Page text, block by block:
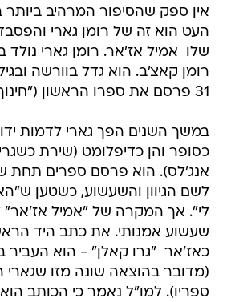
אין ספק שהסיפור המרהיב
העט הוא זה של רומן גארי
שלו  אמיל אז'אר. רומן גארי
31 פרסם את ספרו הראשון ("חינוך אירופי").
במשך השנים הפך גארי לדמות
כסופר והן כדיפלומט (שירת
אנג'לס). הוא פרסם ספרים תחת
לשם הגיוון והשעשוע, כשטען
לי". אך המקרה של "אמיל אז'אר"
שעשוע אמנותי. את כתב היד
כאז'אר  "גרו קאלן" - הוא העביר
(מדובר בהוצאה שונה מזו שגארי
ספריו). למו"ל נאמר כי הכותב